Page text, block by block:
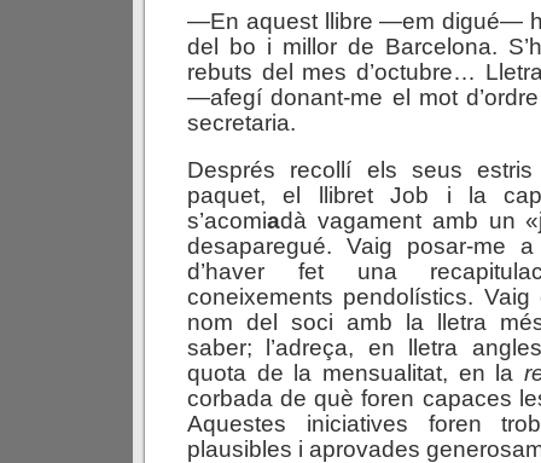
—En aquest llibre —em digué—
del bo i millor de Barcelona.
rebuts del mes d’octubre…
—afegí donant-me el mot
secretaria.
Després recollí els seus
paquet, el llibret Job i la
s’acomiadà vagament amb un
desaparegué. Vaig posar-me
d’haver fet una
coneixements pendolístics.
nom del soci amb la lletra
saber; l’adreça, en lletra
quota de la mensualitat, en la r
corbada de què foren capaces
Aquestes iniciatives foren
plausibles i aprovades